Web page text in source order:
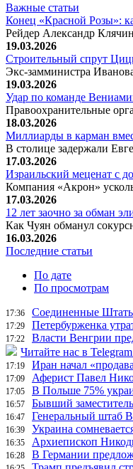
Важные статьи
Конец «Красной Розы»:
Рейдер Александр
19.03.2026
Строительный спрут
Экс-замминистра
19.03.2026
Удар по команде
Правоохранительные
18.03.2026
Миллиарды в карман
В столице задержали
17.03.2026
Израильский меценат с
Компания «Акрон»
17.03.2026
12 лет заочно за обман
Как Чуян обманул
16.03.2026
Последние статьи
По дате
По просмотрам
17:36 Соединенные Штаты
17:29 Петербурженка
17:22
Власти Венгрии
Читайте нас в
17:19 Иран начал
17:09 Аферист Павел
17:05 В Польше 75%
16:57 Бывший
16:47 Генеральный штаб
16:39 Украина
16:35 Архиепископ
16:28 В Германии